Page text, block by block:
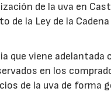
de la uva en
de la Ley de la
que viene adelantada
en los
de la uva de forma